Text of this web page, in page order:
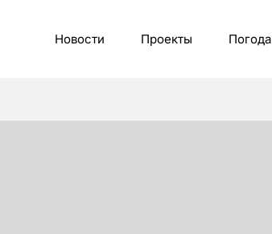
Новости Проекты Погода